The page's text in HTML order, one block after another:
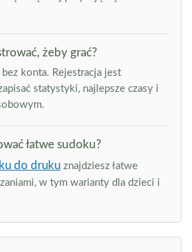
żeby grać?
konta. Rejestracja jest
statystyki, najlepsze czasy i
łatwe sudoku?
do druku znajdziesz łatwe
w tym warianty dla dzieci i